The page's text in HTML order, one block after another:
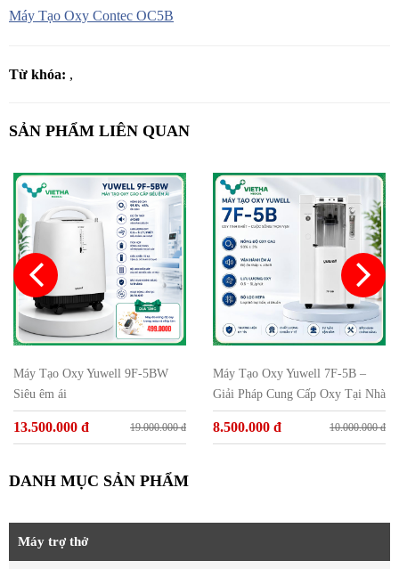
Máy Tạo Oxy Contec OC5B
Từ khóa: ,
SẢN PHẨM LIÊN QUAN
Máy Tạo Oxy Yuwell 9F-5BW
Siêu êm ái
13.500.000 đ 19.000.000 đ
Máy Tạo Oxy Yuwell 7F-5B –
Giải Pháp Cung Cấp Oxy Tại Nhà
Hiệu Quả Cho Người Bệnh
8.500.000 đ 10.000.000 đ
DANH MỤC SẢN PHẨM
Máy trợ thở